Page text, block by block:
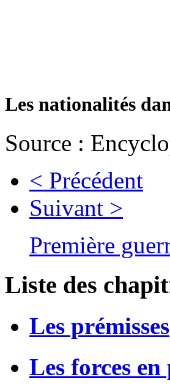
Les nationalités
Source :
< Précédent
Suivant >
Première
Liste des
Les prémisses
Les forces en